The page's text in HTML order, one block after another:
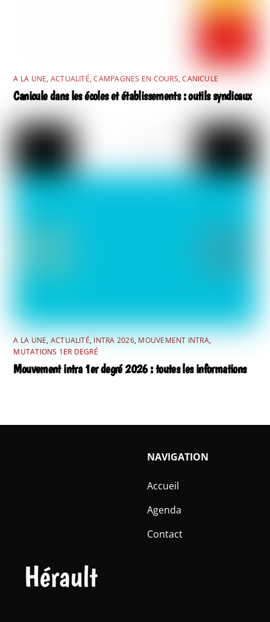
A LA UNE, ACTUALITÉ,CAMPAGNES EN COURS,CANICULE
Canicule dans les écoles et établissements : outils syndicaux
A LA UNE,ACTUALITÉ,INTRA 2026,MOUVEMENT INTRA,
MUTATIONS 1ER DEGRÉ
Mouvement intra 1er degré 2026 : toutes les informations
Hérault
NAVIGATION
Accueil
Agenda
Contact